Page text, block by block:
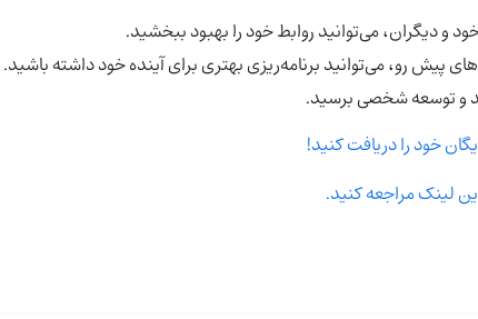
و دیگران، می‌توانید روابط خود را بهبود ببخشید.
پیش رو، می‌توانید برنامه‌ریزی بهتری برای آینده خود داشته باشید.
و توسعه شخصی برسید.
خود را دریافت کنید!
لینک مراجعه کنید.